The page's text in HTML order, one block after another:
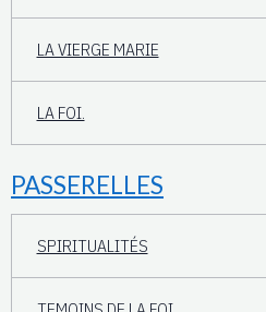
LA VIERGE MARIE
LA FOI.
PASSERELLES
SPIRITUALITÉS